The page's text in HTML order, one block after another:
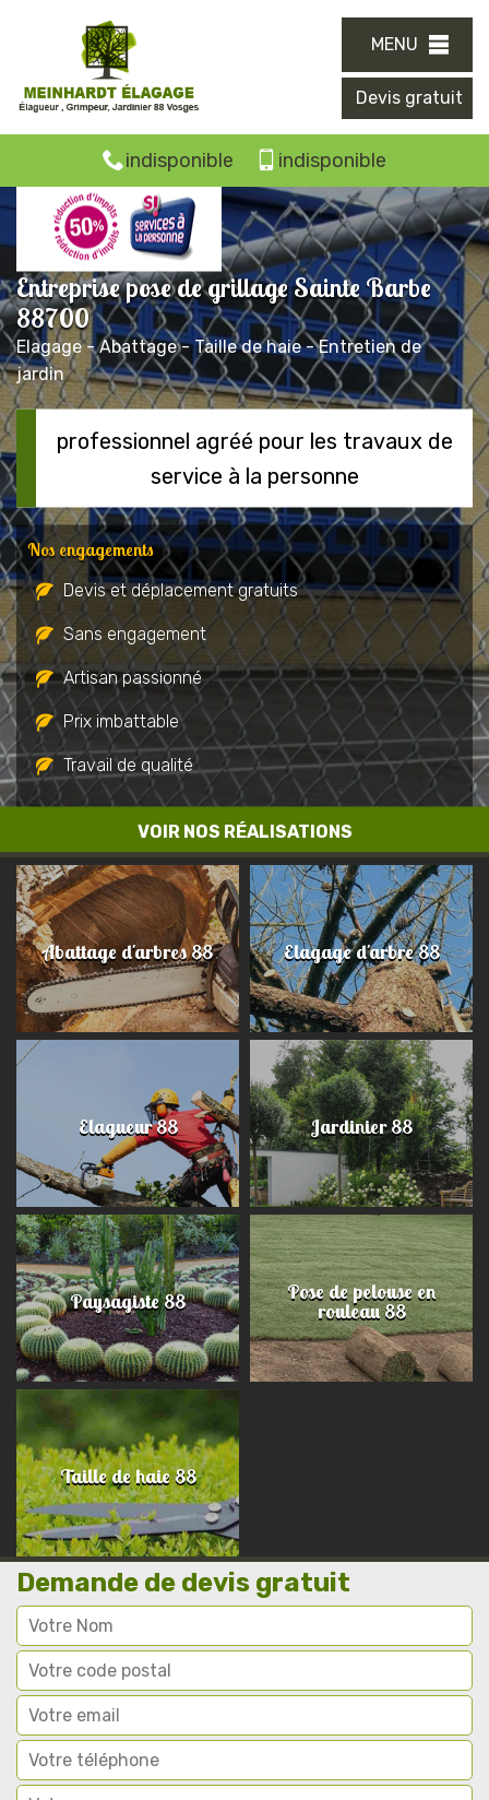
MENU
Devis gratuit
indisponible indisponible
Entreprise pose de grillage Sainte Barbe
88700
Elagage - Abattage - Taille de haie - Entretien de
jardin
VOIR NOS RÉALISATIONS
professionnel agréé pour les travaux de
service à la personne
Nos engagements
Devis et déplacement gratuits
Sans engagement
Artisan passionné
Prix imbattable
Travail de qualité
Abattage d'arbres 88 Elagage d'arbre 88
Elagueur 88 Jardinier 88
Paysagiste 88 Pose de pelouse en
rouleau 88
Taille de haie 88
Demande de devis gratuit